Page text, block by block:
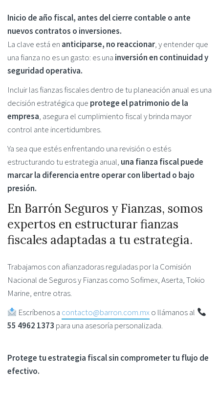
Inicio de año fiscal, antes del cierre contable o ante
nuevos contratos o inversiones.
La clave está en anticiparse, no reaccionar, y entender que
una fianza no es un gasto: es una inversión en continuidad y
seguridad operativa.
Incluir las fianzas fiscales dentro de tu planeación anual es una
decisión estratégica que protege el patrimonio de la
empresa, asegura el cumplimiento fiscal y brinda mayor
control ante incertidumbres.
Ya sea que estés enfrentando una revisión o estés
estructurando tu estrategia anual, una fianza fiscal puede
marcar la diferencia entre operar con libertad o bajo
presión.
En Barrón Seguros y Fianzas, somos
expertos en estructurar fianzas
fiscales adaptadas a tu estrategia.
Trabajamos con afianzadoras reguladas por la Comisión
Nacional de Seguros y Fianzas como Sofimex, Aserta, Tokio
Marine, entre otras.
Escríbenos a contacto@barron.com.mxo llámanos al
55 4962 1373 para una asesoría personalizada.
Protege tu estrategia fiscal sin comprometer tu flujo de
efectivo.